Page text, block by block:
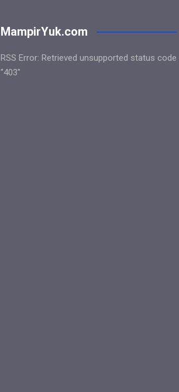
MampirYuk.com
RSS Error: Retrieved unsupported status code
"403"